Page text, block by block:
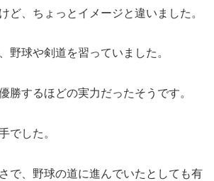
ど、ちょっとイメージと違いました。
野球や剣道を習っていました。
勝するほどの実力だったそうです。
でした。
で、野球の道に進んでいたとしても有